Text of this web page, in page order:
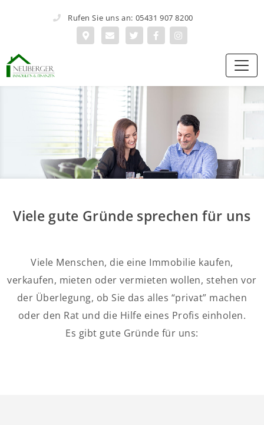
Rufen Sie uns an: 05431 907 8200
Viele gute Gründe sprechen für uns
Viele Menschen, die eine Immobilie kaufen,
verkaufen, mieten oder vermieten wollen, stehen vor
der Überlegung, ob Sie das alles “privat” machen
oder den Rat und die Hilfe eines Profis einholen.
Es gibt gute Gründe für uns: